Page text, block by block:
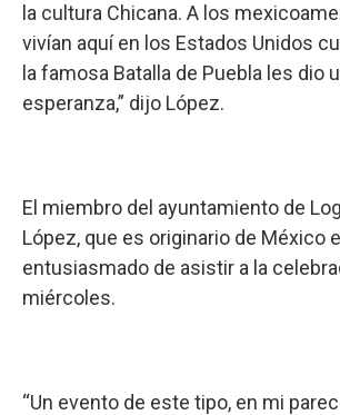
la cultura Chicana. A los
vivían aquí en los Estados Unidos
la famosa Batalla de Puebla les dio
esperanza,” dijo López.
El miembro del ayuntamiento de
López, que es originario de México
entusiasmado de asistir a la
miércoles.
“Un evento de este tipo, en mi